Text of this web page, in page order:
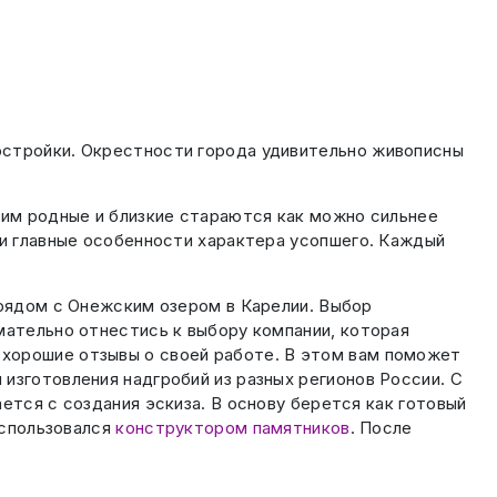
Окрестности города удивительно живописны
родные и близкие стараются как можно сильнее
главные особенности характера усопшего. Каждый
с Онежским озером в Карелии. Выбор
отнестись к выбору компании, которая
отзывы о своей работе. В этом вам поможет
надгробий из разных регионов России. С
с создания эскиза. В основу берется как готовый
конструктором памятников. После